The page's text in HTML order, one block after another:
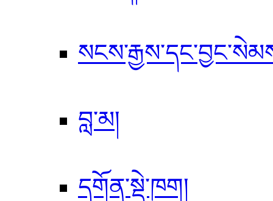
བླ་མ།
དགོན་སྡེ་ཁག།